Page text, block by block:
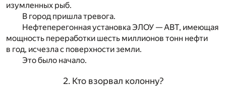
изумленных рыб.
В город пришла тревога.
Нефтеперегонная установка ЭЛОУ — АВТ, имеющая
мощность переработки шесть миллионов тонн нефти
в год, исчезла с поверхности земли.
Это было начало.
2. Кто взорвал колонну?